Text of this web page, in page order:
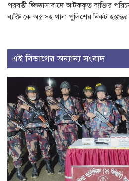
পরবর্তী জিজ্ঞাসাবাদে আটককৃত ব্যক্তির
ব্যক্তি কে অস্ত্র সহ থানা পুলিশের নিকট
এই বিভাগের অন্যান্য সংবাদ